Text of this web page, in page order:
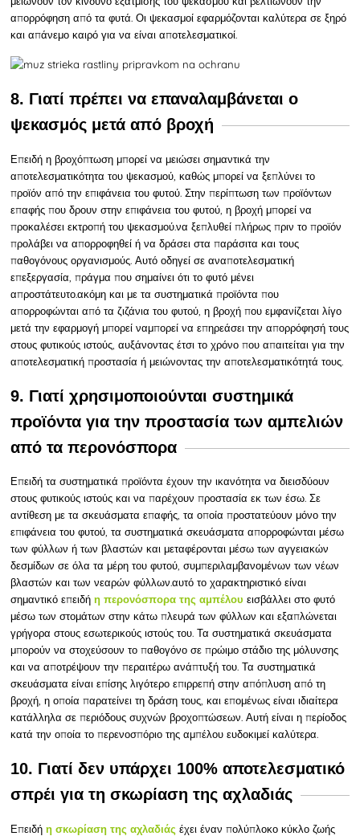
απορρόφηση από τα φυτά. Οι ψεκασμοί εφαρμόζονται καλύτερα σε ξηρό
και απάνεμο καιρό για να είναι αποτελεσματικοί.
8. Γιατί πρέπει να επαναλαμβάνεται ο
ψεκασμός μετά από βροχή
Επειδή η βροχόπτωση μπορεί να μειώσει σημαντικά την
αποτελεσματικότητα του ψεκασμού, καθώς μπορεί να ξεπλύνει το
προϊόν από την επιφάνεια του φυτού. Στην περίπτωση των προϊόντων
επαφής που δρουν στην επιφάνεια του φυτού, η βροχή μπορεί να
προκαλέσει εκτροπή του ψεκασμού.να ξεπλυθεί πλήρως πριν το προϊόν
προλάβει να απορροφηθεί ή να δράσει στα παράσιτα και τους
παθογόνους οργανισμούς. Αυτό οδηγεί σε αναποτελεσματική
επεξεργασία, πράγμα που σημαίνει ότι το φυτό μένει
απροστάτευτο.ακόμη καιμε τα συστηματικά προϊόντα που
απορροφώνται από τα ζιζάνια του φυτού, η βροχή που εμφανίζεται λίγο
μετά την εφαρμογή μπορεί ναμπορεί να επηρεάσει την απορρόφησή τους
στους φυτικούς ιστούς, αυξάνοντας έτσι το χρόνο που απαιτείται για την
αποτελεσματική προστασία ή μειώνοντας την αποτελεσματικότητά τους.
9. Γιατί χρησιμοποιούνται συστημικά
προϊόντα για την προστασία των αμπελιών
από τα περονόσπορα
Επειδή τα συστηματικά προϊόντα έχουν την ικανότητα να διεισδύουν
στους φυτικούς ιστούς και να παρέχουν προστασία εκ των έσω. Σε
αντίθεση με τα σκευάσματα επαφής, τα οποία προστατεύουν μόνο την
επιφάνεια του φυτού, τα συστηματικά σκευάσματα απορροφώνται μέσω
των φύλλων ή των βλαστών και μεταφέρονται μέσω των αγγειακών
δεσμίδων σε όλα τα μέρη του φυτού, συμπεριλαμβανομένων των νέων
βλαστών και των νεαρών φύλλων.αυτό τοχαρακτηριστικό είναι
σημαντικό επειδήη περονόσπορα της αμπέλου εισβάλλει στο φυτό
μέσω των στομάτων στην κάτω πλευρά των φύλλων και εξαπλώνεται
γρήγορα στους εσωτερικούς ιστούς του. Τα συστηματικά σκευάσματα
μπορούν να στοχεύσουν το παθογόνο σε πρώιμο στάδιο της μόλυνσης
και να αποτρέψουν την περαιτέρω ανάπτυξή του. Τα συστηματικά
σκευάσματα είναι επίσης λιγότερο επιρρεπή στην απόπλυση από τη
βροχή, η οποία παρατείνει τη δράση τους, και επομένως είναι ιδιαίτερα
κατάλληλα σε περιόδους συχνών βροχοπτώσεων. Αυτή είναι η περίοδος
κατά την οποία το περενοσπόριο της αμπέλου ευδοκιμεί καλύτερα.
10. Γιατί δεν υπάρχει 100% αποτελεσματικό
σπρέι για τη σκωρίαση της αχλαδιάς
Επειδή η σκωρίαση της αχλαδιάς έχει έναν πολύπλοκο κύκλο ζωής